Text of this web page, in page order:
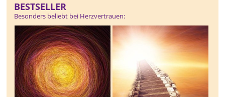
BESTSELLER
Besonders beliebt bei Herzvertrauen: